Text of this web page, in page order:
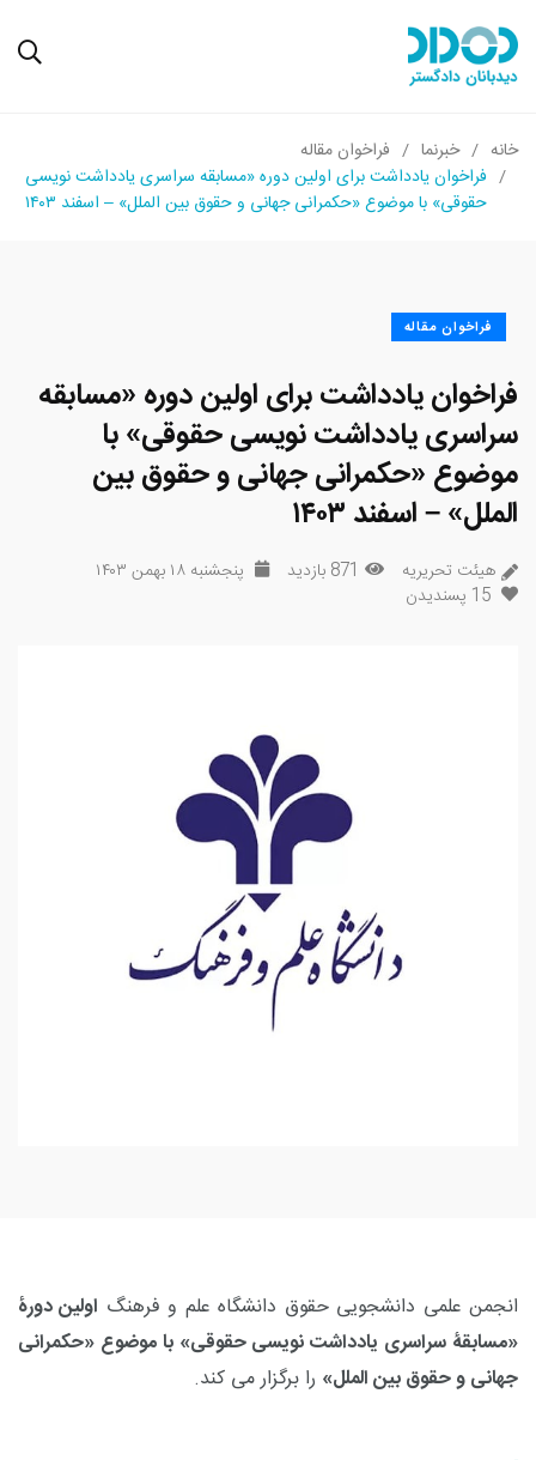
خانه خبرنما
فراخوان مقاله
فراخوان یادداشت برای اولین دوره «مسابقه سراسری یادداشت نویسی
حقوقی» با موضوع «حکمرانی جهانی و حقوق بین الملل» – اسفند ۱۴۰۳
فراخوان مقاله
فراخوان یادداشت برای اولین دوره «مسابقه
سراسری یادداشت نویسی حقوقی» با
موضوع «حکمرانی جهانی و حقوق بین
الملل» – اسفند ۱۴۰۳
هیئت تحریریه 871 بازدید
پنجشنبه ۱۸ بهمن ۱۴۰۳
15 پسندیدن
انجمن علمی دانشجویی حقوق دانشگاه علم و فرهنگ اولین دورۀ
«مسابقۀ سراسری یادداشت نویسی حقوقی» با موضوع «حکمرانی
جهانی و حقوق بین الملل» را برگزار می کند.